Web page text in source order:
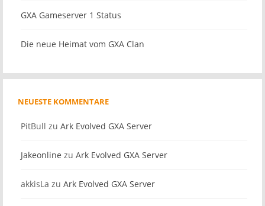
GXA Gameserver 1 Status
Die neue Heimat vom GXA Clan
NEUESTE KOMMENTARE
PitBull zu Ark Evolved GXA Server
Jakeonline zu Ark Evolved GXA Server
akkisLa zu Ark Evolved GXA Server